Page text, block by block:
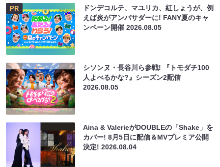
PR
ドンデコルテ、マユリカ、紅しょうが、例
えば炎がアンバサダーに! FANY夏のキャ
ンペーン開催2026.08.05
シソンヌ・長谷川ら参戦! 『トモダチ100
人よべるかな?』シーズン2配信
2026.08.05
Aina & ValerieがDOUBLEの「Shake」を
カバー! 8月5日に配信＆MVプレミア公開
決定!2026.08.04